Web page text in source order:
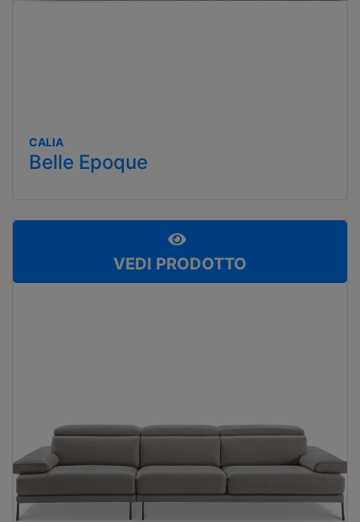
CALIA
Belle Epoque
VEDI PRODOTTO